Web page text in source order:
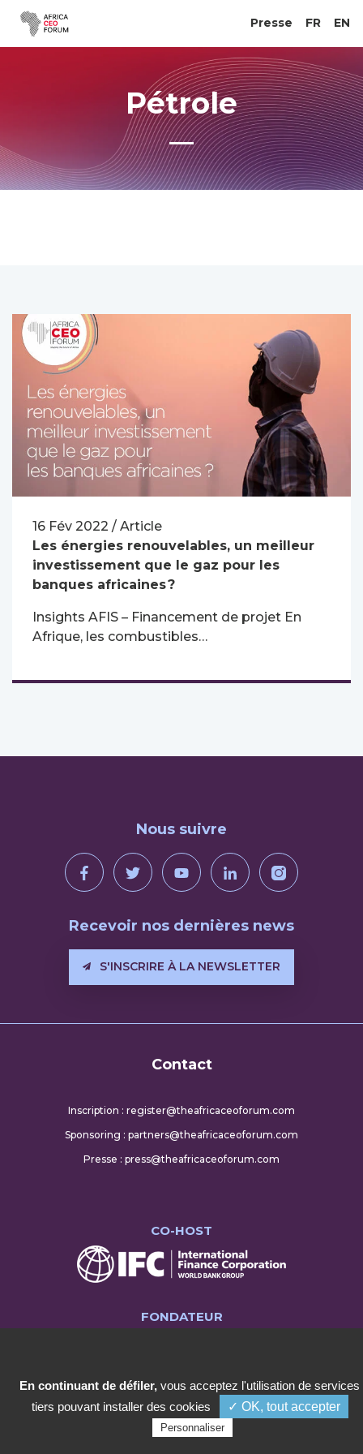
Presse FR EN
Pétrole
16 Fév 2022 / Article
Les énergies renouvelables, un meilleur
investissement que le gaz pour les
banques africaines ?
Insights AFIS – Financement de projet En
Afrique, les combustibles…
Nous suivre
Recevoir nos dernières news
S'INSCRIRE À LA NEWSLETTER
Contact
Inscription : register@theafricaceoforum.com
Sponsoring : partners@theafricaceoforum.com
Presse : press@theafricaceoforum.com
CO-HOST
FONDATEUR
COPYRIGHT ©2023 AFRICA CEO FORUM
En continuant de défiler, vous acceptez l'utilisation de services
tiers pouvant installer des cookies
✓ OK, tout accepter
Personnaliser